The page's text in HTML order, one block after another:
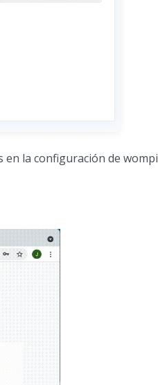
en la configuración de wompi